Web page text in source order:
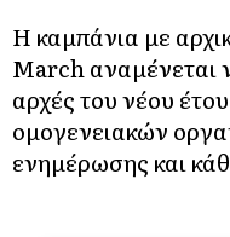
Η καμπάνια με
March αναμένεται
αρχές του νέου
ομογενειακών
ενημέρωσης και